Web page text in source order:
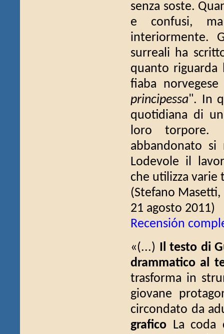
senza soste.
e confusi,
interiormente.
surreali ha
quanto riguarda
fiaba
principessa". In
quotidiana di
loro torpore.
abbandonato
Lodevole il
che utilizza varie
(Stefano Masetti,
21 agosto 2011)
Recensión
«(...) Il testo di
drammatico al
trasforma in
giovane
circondato da
grafico La coda